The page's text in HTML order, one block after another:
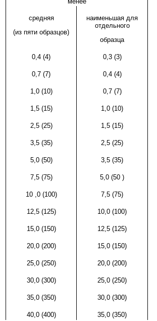
средняя
(из пяти образцов)
наименьшая для
отдельного
образца
0,4 (4) 0,3 (3)
0,7 (7) 0,4 (4)
1,0 (10) 0,7 (7)
1,5 (15) 1,0 (10)
2,5 (25) 1,5 (15)
3,5 (35) 2,5 (25)
5,0 (50) 3,5 (35)
7,5 (75) 5,0 (50 )
10,0 (100) 7,5 (75)
12,5 (125) 10,0 (100)
15,0 (150) 12,5 (125)
20,0 (200) 15,0 (150)
25,0 (250) 20,0 (200)
30,0 (300) 25,0 (250)
35,0 (350) 30,0 (300)
40,0 (400) 35,0 (350)